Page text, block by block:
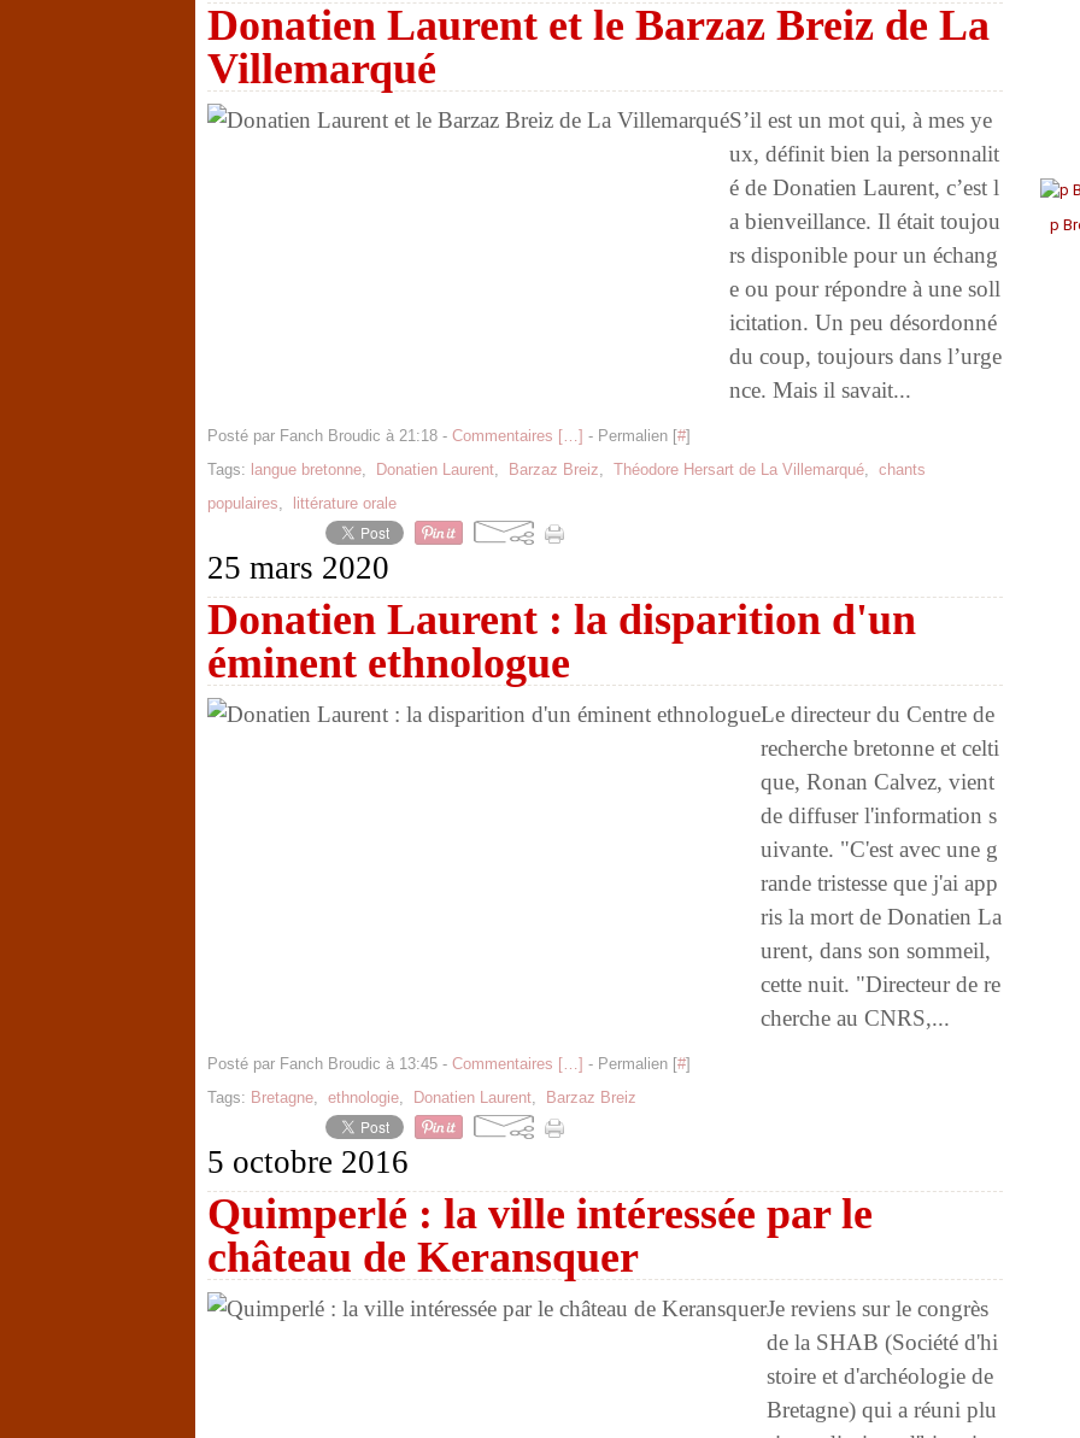
Donatien Laurent et le Barzaz Breiz de La
Villemarqué
S’il est un mot qui, à mes ye
ux, définit bien la personnalit
é de Donatien Laurent, c’est l
a bienveillance. Il était toujou
rs disponible pour un échang
e ou pour répondre à une soll
icitation. Un peu désordonné
du coup, toujours dans l’urge
nce. Mais il savait...
Posté par Fanch Broudic à 21:18 - Commentaires […] - Permalien [#]
Tags: langue bretonne, Donatien Laurent, Barzaz Breiz, Théodore Hersart de La Villemarqué, chants
populaires, littérature orale
25 mars 2020
Donatien Laurent : la disparition d'un
éminent ethnologue
Le directeur du Centre de
recherche bretonne et celti
que, Ronan Calvez, vient
de diffuser l'information s
uivante. "C'est avec une g
rande tristesse que j'ai app
ris la mort de Donatien La
urent, dans son sommeil,
cette nuit. "Directeur de re
cherche au CNRS,...
Posté par Fanch Broudic à 13:45 - Commentaires […] - Permalien [#]
Tags: Bretagne, ethnologie, Donatien Laurent, Barzaz Breiz
5 octobre 2016
Quimperlé : la ville intéressée par le
château de Keransquer
Je reviens sur le congrès
de la SHAB (Société d'hi
stoire et d'archéologie de
Bretagne) qui a réuni plu
p